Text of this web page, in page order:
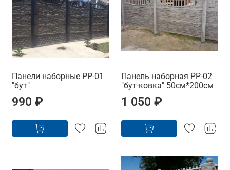
Панели наборные PP-01
"бут"
990 ₽
Панель наборная PP-02
"бут-ковка" 50см*200см
1 050 ₽